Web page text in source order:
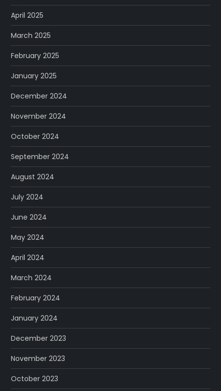
April 2025
March 2025
February 2025
January 2025
December 2024
November 2024
October 2024
September 2024
August 2024
July 2024
June 2024
May 2024
April 2024
March 2024
February 2024
January 2024
December 2023
November 2023
October 2023